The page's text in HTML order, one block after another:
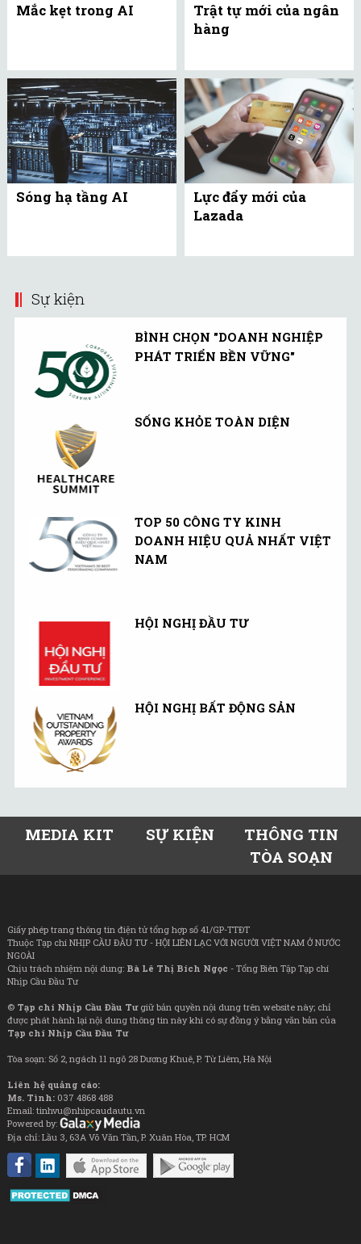
Mắc kẹt trong AI
Trật tự mới của ngân
hàng
Sóng hạ tầng AI
Lực đẩy mới của
Lazada
Sự kiện
BÌNH CHỌN "DOANH NGHIỆP
PHÁT TRIỂN BỀN VỮNG"
SỐNG KHỎE TOÀN DIỆN
TOP 50 CÔNG TY KINH
DOANH HIỆU QUẢ NHẤT VIỆT
NAM
HỘI NGHỊ ĐẦU TƯ
HỘI NGHỊ BẤT ĐỘNG SẢN
MEDIA KIT SỰ KIỆN
THÔNG TIN
TÒA SOẠN
Giấy phép trang thông tin điện tử tổng hợp số 41/GP-TTĐT
Thuộc Tạp chí NHỊP CẦU ĐẦU TƯ - HỘI LIÊN LẠC VỚI NGƯỜI VIỆT NAM Ở NƯỚC
NGOÀI
Chịu trách nhiệm nội dung: Bà Lê Thị Bích Ngọc - Tổng Biên Tập Tạp chí
Nhịp Cầu Đầu Tư
© Tạp chí Nhịp Cầu Đầu Tưgiữ bản quyền nội dung trên website này; chỉ
được phát hành lại nội dung thông tin này khi có sự đồng ý bằng văn bản của
Tạp chí Nhịp Cầu Đầu Tư
Tòa soạn: Số 2, ngách 11 ngõ 28 Dương Khuê, P. Từ Liêm, Hà Nội
Liên hệ quảng cáo:
Ms. Tình: 037 4868 488
Email: tinhvu@nhipcaudautu.vn
Powered by:
Địa chỉ: Lầu 3, 63A Võ Văn Tần, P. Xuân Hòa, TP. HCM